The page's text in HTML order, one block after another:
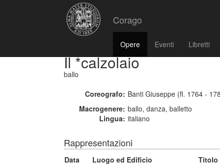
Corago
Opere Eventi Libretti
Il *calzolaio
ballo
Coreografo: Banti Giuseppe (fl. 1764 -
Macrogenere: ballo, danza, balletto
Lingua: italiano
Rappresentazioni
Data Luogo ed Edificio
Titolo